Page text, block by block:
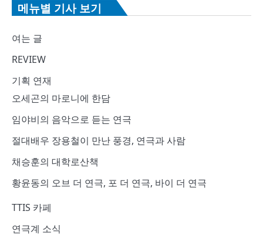
메뉴별 기사 보기
여는 글
REVIEW
기획 연재
오세곤의 마로니에 한담
임야비의 음악으로 듣는 연극
절대배우 장용철이 만난 풍경, 연극과 사람
채승훈의 대학로산책
황윤동의 오브 더 연극, 포 더 연극, 바이 더 연극
TTIS 카페
연극계 소식